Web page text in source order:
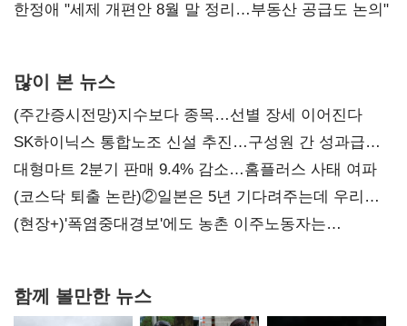
한정애 "세제 개편안 8월 말 정리…부동산 공급도 논의"
많이 본 뉴스
(주간증시전망)지수보다 종목…선별 장세 이어진다
SK하이닉스 통합노조 신설 추진…구성원 간 성과급
불만 확산
대형마트 2분기 판매 9.4% 감소…홈플러스 사태 여파
(코스닥 퇴출 논란)②일본은 5년 기다려주는데 우리는
당장 퇴출?…시간만으론 부족한 코스닥 구하기
(현장+)'폭염중대경보'에도 농촌 이주노동자는
함께 볼만한 뉴스